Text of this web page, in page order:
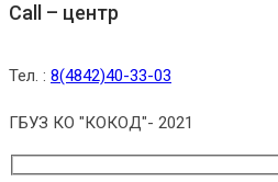
Call – центр
Тел. : 8(4842)40-33-03
ГБУЗ КО "КОКОД"- 2021